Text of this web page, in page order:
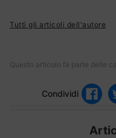
Tutti gli articoli dell'autore
Questo articolo fa parte delle
Condividi